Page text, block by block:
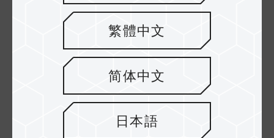
Excelente rendimiento de lectura
繁體中文
简体中文
日本語